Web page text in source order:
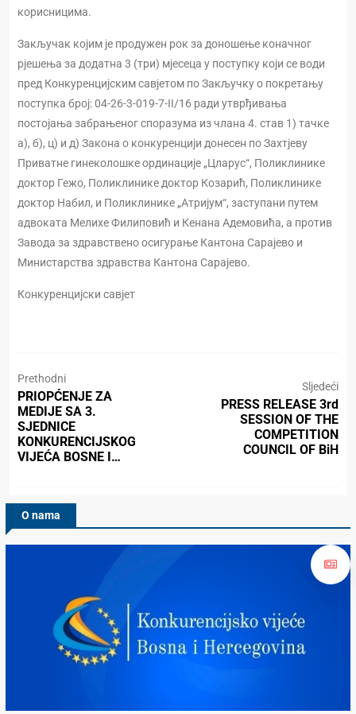
корисницима.
Закључак којим је продужен рок за доношење коначног
рјешења за додатна 3 (три) мјесеца у поступку који се води
пред Конкуренцијским савјетом по Закључку о покретању
поступка број: 04-26-3-019-7-II/16 ради утврђивања
постојања забрањеног споразума из члана 4. став 1) тачке
а), б), ц) и д) Закона о конкуренцији донесен по Захтјеву
Приватне гинеколошке ординације „Цларус“, Поликлинике
доктор Гежо, Поликлинике доктор Козарић, Поликлинике
доктор Набил, и Поликлинике „Атријум“, заступани путем
адвоката Мелихе Филиповић и Кенана Адемовића, а против
Завода за здравствено осигурање Кантона Сарајево и
Министарства здравства Кантона Сарајево.
Конкуренцијски савјет
Prethodni
PRIOPĆENJE ZA
MEDIJE SA 3.
SJEDNICE
KONKURENCIJSKOG
VIJEĆA BOSNE I…
Sljedeći
PRESS RELEASE 3rd
SESSION OF THE
COMPETITION
COUNCIL OF BiH
O nama